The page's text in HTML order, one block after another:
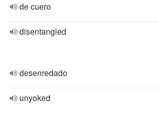
de cuero
disentangled
desenredado
unyoked